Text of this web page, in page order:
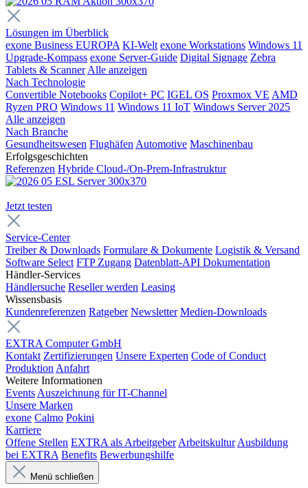
Lösungen im Überblick
exone Business EUROPA KI-Welt exone Workstations Windows 11
Upgrade-Kompass exone Server-Guide Digital Signage Zebra
Tablets & Scanner Alle anzeigen
Nach Technologie
Convertible Notebooks Copilot+ PC IGEL OS Proxmox VE AMD
Ryzen PRO Windows 11 Windows 11 IoT Windows Server 2025
Alle anzeigen
Nach Branche
Gesundheitswesen Flughäfen Automotive Maschinenbau
Erfolgsgeschichten
Referenzen Hybride Cloud-/On-Prem-Infrastruktur
Jetzt testen
Service-Center
Treiber & Downloads Formulare & Dokumente Logistik & Versand
Software Select FTP Zugang Datenblatt-API Dokumentation
Händler-Services
Händlersuche Reseller werden Leasing
Wissensbasis
Kundenreferenzen Ratgeber Newsletter Medien-Downloads
EXTRA Computer GmbH
Kontakt Zertifizierungen Unsere Experten Code of Conduct
Produktion Anfahrt
Weitere Informationen
Events Auszeichnung für IT-Channel
Unsere Marken
exone Calmo Pokini
Karriere
Offene Stellen EXTRA als Arbeitgeber Arbeitskultur Ausbildung
bei EXTRA Benefits Bewerbungshilfe
Menü schließen